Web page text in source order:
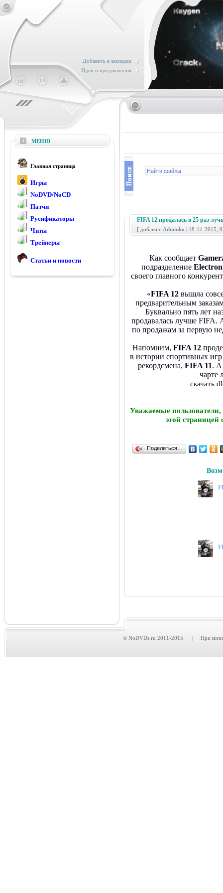
Добавить в закладки
Идеи и предложения
МЕНЮ
Главная страница
Игры
NoDVD/NoCD
Патчи
Русификаторы
Читы
Трейнеры
Статьи и новости
FIFA 12 продалась в 25 раз
[ добавил: Adminko | 18-11-2015,
Как сообщает
подразделение
своего главного
«FIFA 12вышла
предварительным
Буквально пять лет
продавалась лучше FIFA.
по продажам за первую
Напомним, FIFA 12
в истории спортивных
рекордсмена, FIFA 11.
чарте
скачать
Уважаемые
этой страницей
Поделиться…
© NoDVDs.ru 2011-2015 | При